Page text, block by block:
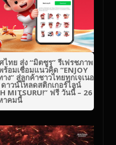
ทย ส่ง “มิตซูรุ” รีเฟรชภาพ
อมเชื่อมแนวคิด “ENJOY
ง” สู่ลูกค้าชาวไทยทุกเจเนอ
าวน์โหลดสติกเกอร์ไลน์
MITSURU!” ฟรี วันนี้ – 26
าคมนี้